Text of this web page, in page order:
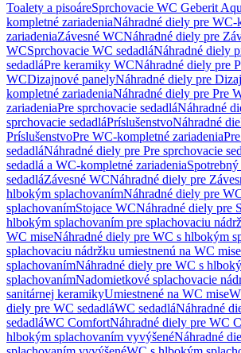
Toalety a pisoáreSprchovacie WC Geberit
kompletné zariadeniaNáhradné diely pre WC-
zariadeniaZávesné WCNáhradné diely pre
WCSprchovacie WC sedadláNáhradné diely
sedadláPre keramiky WCNáhradné diely pre
WCDizajnové panelyNáhradné diely pre
kompletné zariadeniaNáhradné diely pre Pre
zariadeniaPre sprchovacie sedadláNáhradné
sprchovacie sedadláPríslušenstvoNáhradné
PríslušenstvoPre WC-kompletné zariadenia
sedadláNáhradné diely pre Pre sprchovacie
sedadlá a WC-kompletné zariadenia
sedadláZávesné WCNáhradné diely pre
hlbokým splachovanímNáhradné diely pre
splachovanímStojace WCNáhradné diely pre
hlbokým splachovaním pre splachovaciu
WC miseNáhradné diely pre WC s hlbokým
splachovaciu nádržku umiestnenú na WC mise
splachovanímNáhradné diely pre WC s
splachovanímNadomietkové splachovacie
sanitárnej keramikyUmiestnené na WC mise
diely pre WC sedadláWC sedadláNáhradné
sedadláWC ComfortNáhradné diely pre WC
hlbokým splachovaním vyvýšenéNáhradné